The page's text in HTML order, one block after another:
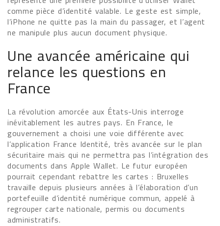
comme pièce d’identité valable. Le geste est simple,
l’iPhone ne quitte pas la main du passager, et l’agent
ne manipule plus aucun document physique.
Une avancée américaine qui
relance les questions en
France
La révolution amorcée aux États-Unis interroge
inévitablement les autres pays. En France, le
gouvernement a choisi une voie différente avec
l’application France Identité, très avancée sur le plan
sécuritaire mais qui ne permettra pas l’intégration des
documents dans Apple Wallet. Le futur européen
pourrait cependant rebattre les cartes : Bruxelles
travaille depuis plusieurs années à l’élaboration d’un
portefeuille d’identité numérique commun, appelé à
regrouper carte nationale, permis ou documents
administratifs.